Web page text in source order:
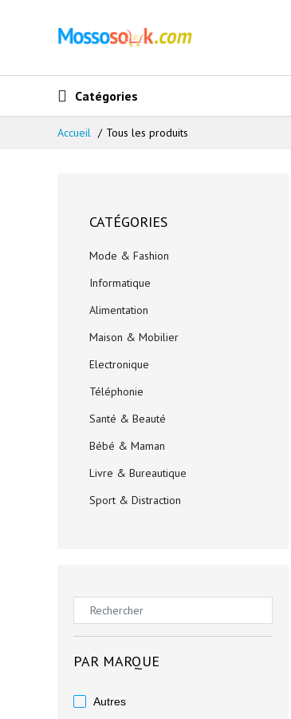
Catégories
Accueil Tous les produits
CATÉGORIES
Mode & Fashion
Informatique
Alimentation
Maison & Mobilier
Electronique
Téléphonie
Santé & Beauté
Bébé & Maman
Livre & Bureautique
Sport & Distraction
Espace Paysan & Fermier
Evénement, Opportunité...
PAR MARQUE
Autres
I LOVE SHOPPING